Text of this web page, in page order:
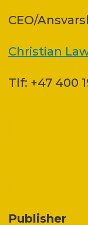
CEO/
Christian
Tlf: +47 400
Publisher